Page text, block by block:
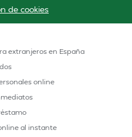
de cookies
extranjeros en España
online
al instante